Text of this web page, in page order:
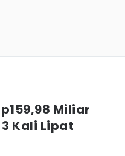
Miliar
Kali Lipat